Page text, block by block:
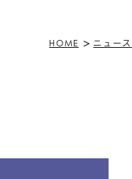
HOME > ニュース